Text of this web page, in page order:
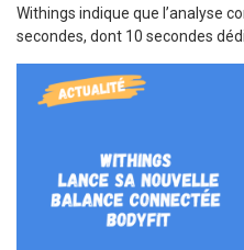
Withings indique que l’analyse
secondes, dont 10 secondes